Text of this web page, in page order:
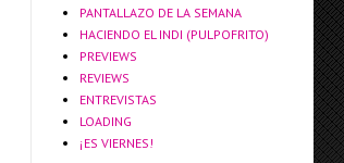
PANTALLAZO DE LA SEMANA
HACIENDO EL INDI (PULPOFRITO)
PREVIEWS
REVIEWS
ENTREVISTAS
LOADING
¡ES VIERNES!